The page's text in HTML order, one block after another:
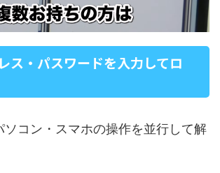
ス・パスワードを入力してロ
ソコン・スマホの操作を並行して解